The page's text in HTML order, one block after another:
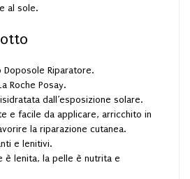
al sole.
Riparatore.
Roche Posay.
dall’esposizione solare.
e facile da applicare, arricchito in
la riparazione cutanea.
e lenitivi.
è lenita, la pelle è nutrita e